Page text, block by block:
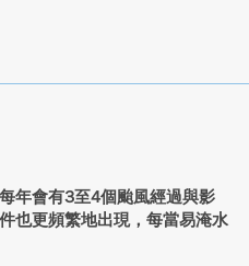
年會有3至4個颱風經過與影
也更頻繁地出現，每當易淹水